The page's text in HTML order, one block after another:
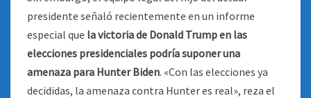
presidente señaló recientemente en un informe
especial que la victoria de Donald Trump en las
elecciones presidenciales podría suponer una
amenaza para Hunter Biden. «Con las elecciones ya
decididas, la amenaza contra Hunter es real», reza el